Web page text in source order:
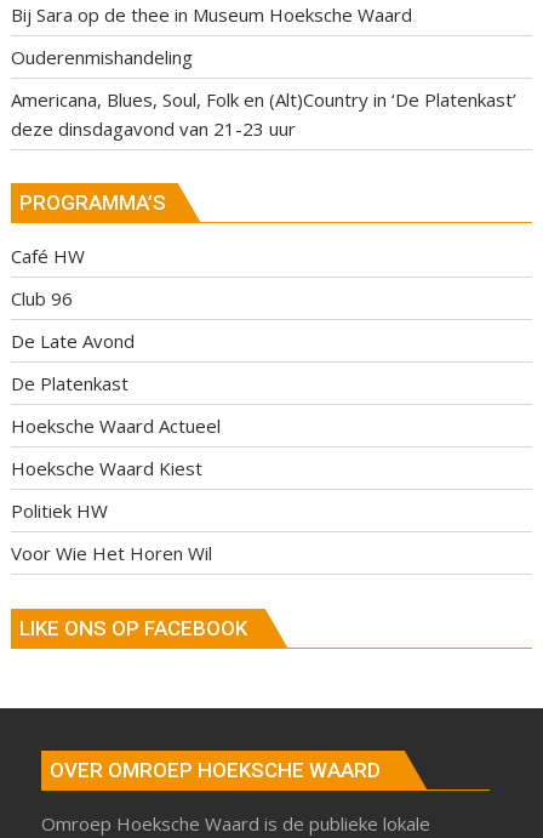
Bij Sara op de thee in Museum Hoeksche Waard
Ouderenmishandeling
Americana, Blues, Soul, Folk en (Alt)Country in ‘De Platenkast’
deze dinsdagavond van 21-23 uur
PROGRAMMA’S
Café HW
Club 96
De Late Avond
De Platenkast
Hoeksche Waard Actueel
Hoeksche Waard Kiest
Politiek HW
Voor Wie Het Horen Wil
LIKE ONS OP FACEBOOK
OVER OMROEP HOEKSCHE WAARD
Omroep Hoeksche Waard is de publieke lokale